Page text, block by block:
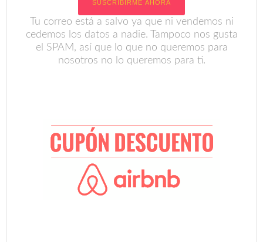
Tu correo está a salvo ya que ni vendemos ni
cedemos los datos a nadie. Tampoco nos gusta
el SPAM, así que lo que no queremos para
nosotros no lo queremos para ti.